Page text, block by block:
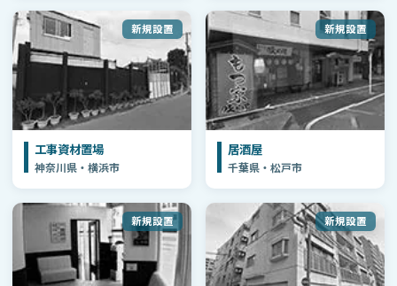
新規設置
工事資材置場
神奈川県・横浜市
新規設置
居酒屋
千葉県・松戸市
新規設置 新規設置